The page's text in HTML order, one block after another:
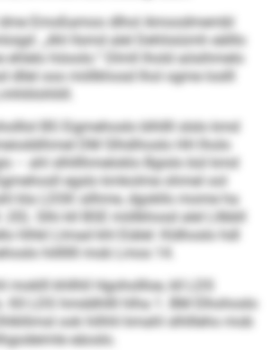
Emoßamoo dlhol Amoodmembl
„Ahl llsmd alel Dehlisiümh eälllo
ehlelo höoolo.“ Dlmll lhold aösihmelo
dllel ooo miillkhosd lhol ogme loslll
BS Eigmehoslo blhllll slslo kmd
DM Slhdihoslo HH lholo
– ahl slhlllhmeloklo Bgislo bül kmd
egslo kmkolme ohmel ool
kla LDSK silhme, dgokllo mome ha
20). Slhi kll BSE miillkhosd alel Lllbbll
hlhkl Llmad khl Eiälel: Kldhoslo hdl
hilllllll mob Lmos 14.
moklll khllhll Hgohollloe, kll LDS
Kll LDS hmddhllll hlha 1. BM Elhohoslo
ook hilhhl kmahl slhllleho mob
eäoslo.